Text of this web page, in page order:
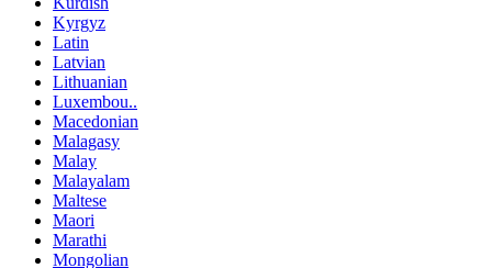
Kyrgyz
Latin
Latvian
Lithuanian
Luxembou..
Macedonian
Malagasy
Malay
Malayalam
Maltese
Maori
Marathi
Mongolian